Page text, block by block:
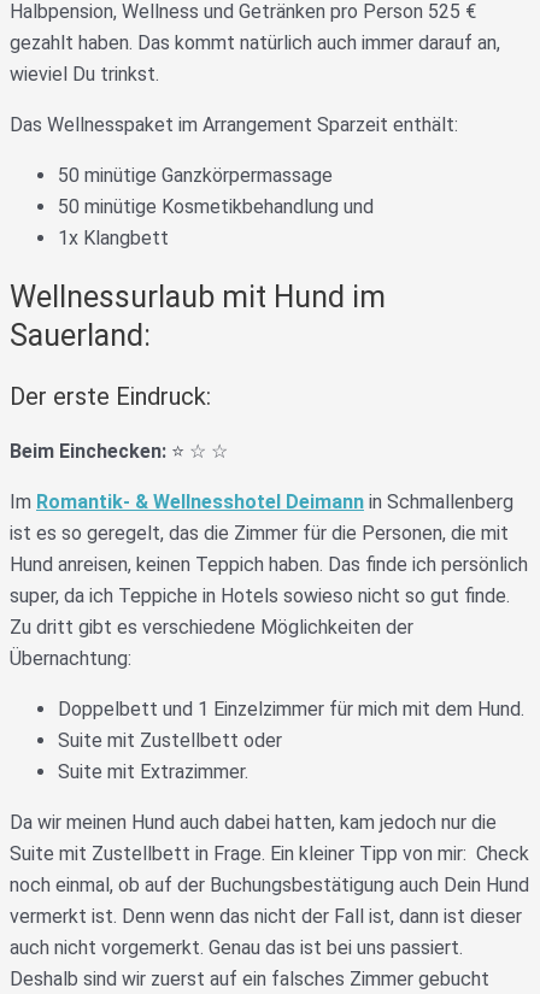
Halbpension, Wellness und Getränken pro Person 525 €
gezahlt haben. Das kommt natürlich auch immer darauf an,
wieviel Du trinkst.
Das Wellnesspaket im Arrangement Sparzeit enthält:
50 minütige Ganzkörpermassage
50 minütige Kosmetikbehandlung und
1x Klangbett
Wellnessurlaub mit Hund im
Sauerland:
Der erste Eindruck:
Beim Einchecken: ⭐️ ☆ ☆
Im Romantik- & Wellnesshotel Deimann in Schmallenberg
ist es so geregelt, das die Zimmer für die Personen, die mit
Hund anreisen, keinen Teppich haben. Das finde ich persönlich
super, da ich Teppiche in Hotels sowieso nicht so gut finde.
Zu dritt gibt es verschiedene Möglichkeiten der
Übernachtung:
Doppelbett und 1 Einzelzimmer für mich mit dem Hund.
Suite mit Zustellbett oder
Suite mit Extrazimmer.
Da wir meinen Hund auch dabei hatten, kam jedoch nur die
Suite mit Zustellbett in Frage. Ein kleiner Tipp von mir: Check
noch einmal, ob auf der Buchungsbestätigung auch Dein Hund
vermerkt ist. Denn wenn das nicht der Fall ist, dann ist dieser
auch nicht vorgemerkt. Genau das ist bei uns passiert.
Deshalb sind wir zuerst auf ein falsches Zimmer gebucht